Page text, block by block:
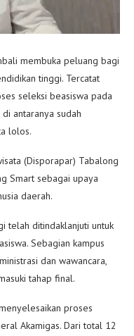
membuka peluang bagi
tinggi. Tercatat
seleksi beasiswa pada
antaranya sudah
lolos.
(Disporapar) Tabalong
Smart sebagai upaya
daerah.
telah ditindaklanjuti untuk
Sebagian kampus
dan wawancara,
tahap final.
proses
Akamigas. Dari total 12